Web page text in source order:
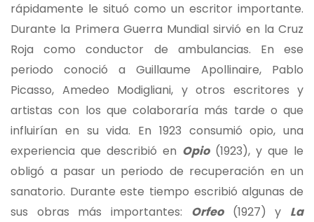
rápidamente le situó como un escritor importante.
Durante la Primera Guerra Mundial sirvió en la Cruz
Roja como conductor de ambulancias. En ese
periodo conoció a Guillaume Apollinaire, Pablo
Picasso, Amedeo Modigliani, y otros escritores y
artistas con los que colaboraría más tarde o que
influirían en su vida. En 1923 consumió opio, una
experiencia que describió en Opio(1923), y que le
obligó a pasar un periodo de recuperación en un
sanatorio. Durante este tiempo escribió algunas de
sus obras más importantes: Orfeo(1927) y La